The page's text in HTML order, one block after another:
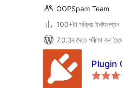
OOPSpam Team
100+টা সক্ৰিয় ইনষ্টলেশ্যন
7.0.3ৰ সৈতে পৰীক্ষা কৰা
Plugin